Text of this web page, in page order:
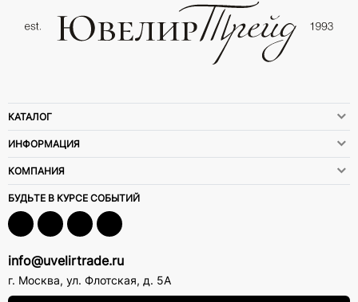
КАТАЛОГ
ИНФОРМАЦИЯ
КОМПАНИЯ
БУДЬТЕ В КУРСЕ СОБЫТИЙ
info@uvelirtrade.ru
г. Москва, ул. Флотская, д. 5А